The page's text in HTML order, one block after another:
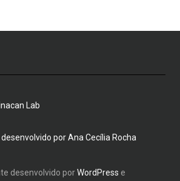
Lab
por Ana Cecília Rocha
desenvolvido porWordPress e